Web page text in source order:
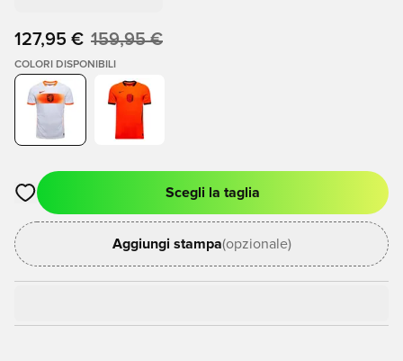
127,95 € 159,95 €
COLORI DISPONIBILI
Apre una finestra modale per accedere o registrarsi come
Scegli la taglia
Aggiungi stampa(opzionale)